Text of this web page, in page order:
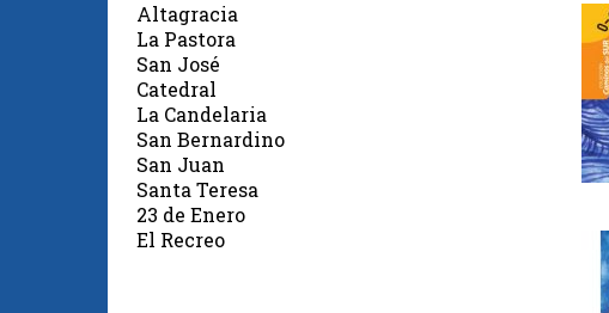
Altagracia
La Pastora
San José
Catedral
La Candelaria
San Bernardino
San Juan
Santa Teresa
23 de Enero
El Recreo